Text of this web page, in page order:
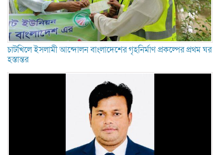
চাটখিলে ইসলামী আন্দোলন বাংলাদেশের গৃহনির্মাণ প্রকল্পের প্রথম ঘর
হস্তান্তর